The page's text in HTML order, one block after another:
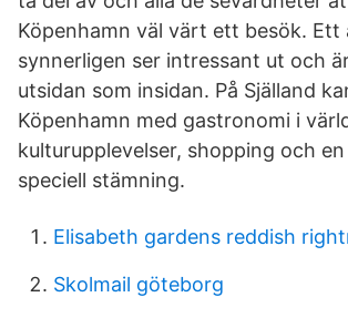
Köpenhamn väl värt ett besök. Ett
synnerligen ser intressant ut och
utsidan som insidan. På Själland
Köpenhamn med gastronomi i
kulturupplevelser, shopping och en
speciell stämning.
Elisabeth gardens reddish
Skolmail göteborg